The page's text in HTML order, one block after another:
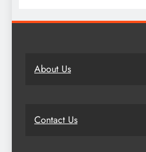
About Us
Contact Us